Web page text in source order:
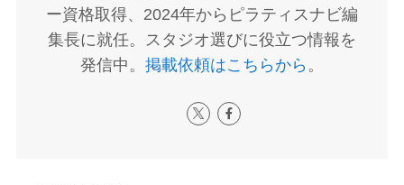
ー資格取得、2024年からピラティスナビ編
集長に就任。スタジオ選びに役立つ情報を
発信中。 掲載依頼はこちらから 。